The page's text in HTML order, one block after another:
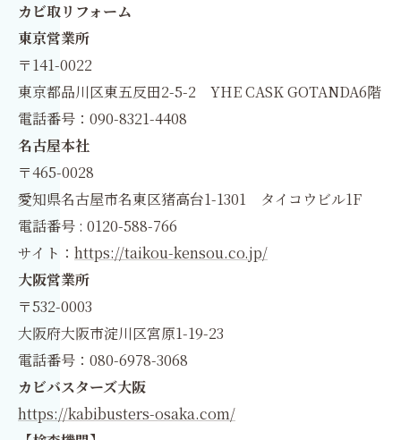
カビ取リフォーム
東京営業所
〒141-0022
東京都品川区東五反田2-5-2 YHE CASK GOTANDA6階
電話番号：090-8321-4408
名古屋本社
〒465-0028
愛知県名古屋市名東区猪高台1-1301 タイコウビル1F
電話番号 : 0120-588-766
サイト： https://taikou-kensou.co.jp/
大阪営業所
〒532-0003
大阪府大阪市淀川区宮原1-19-23
電話番号：080-6978-3068
カビバスターズ大阪
https://kabibusters-osaka.com/